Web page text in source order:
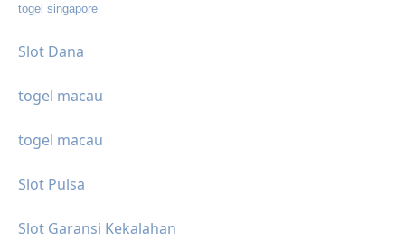
togel singapore
Slot Dana
togel macau
togel macau
Slot Pulsa
Slot Garansi Kekalahan